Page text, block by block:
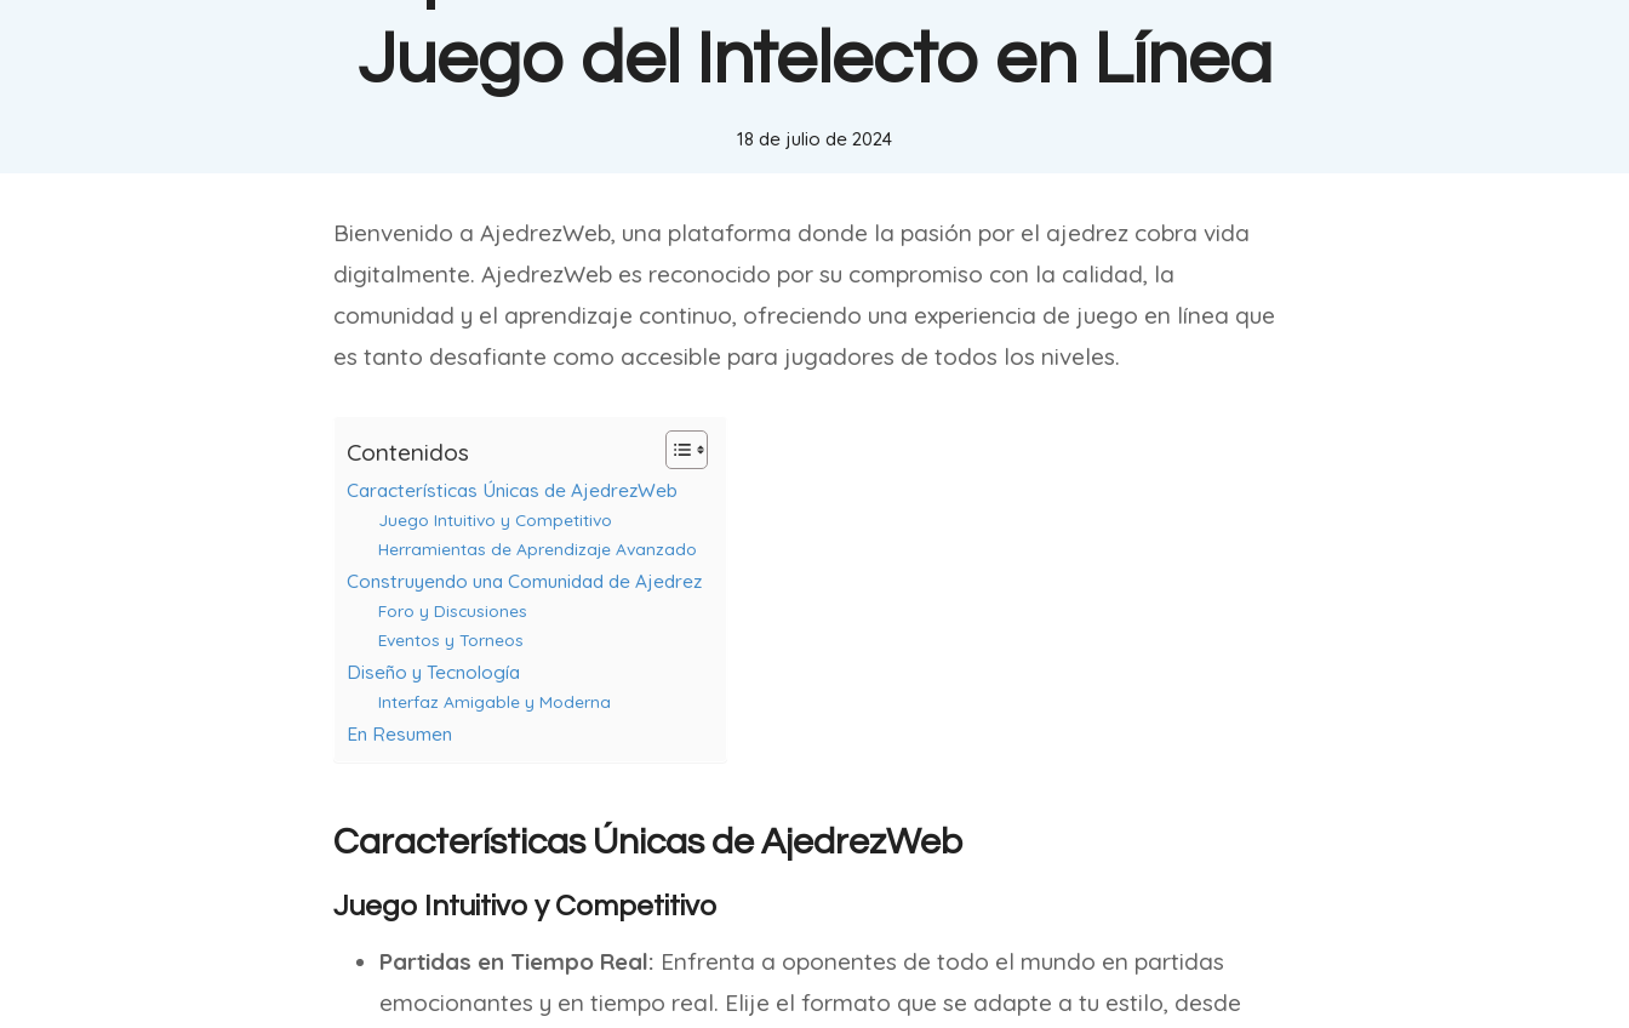
Juego del Intelecto en Línea
18 de julio de 2024
Bienvenido a AjedrezWeb, una plataforma donde la pasión por el ajedrez cobra vida
digitalmente. AjedrezWeb es reconocido por su compromiso con la calidad, la
comunidad y el aprendizaje continuo, ofreciendo una experiencia de juego en línea que
es tanto desafiante como accesible para jugadores de todos los niveles.
Contenidos
Características Únicas de AjedrezWeb
Juego Intuitivo y Competitivo
Herramientas de Aprendizaje Avanzado
Construyendo una Comunidad de Ajedrez
Foro y Discusiones
Eventos y Torneos
Diseño y Tecnología
Interfaz Amigable y Moderna
En Resumen
Características Únicas de AjedrezWeb
Juego Intuitivo y Competitivo
Partidas en Tiempo Real: Enfrenta a oponentes de todo el mundo en partidas
emocionantes y en tiempo real. Elije el formato que se adapte a tu estilo, desde